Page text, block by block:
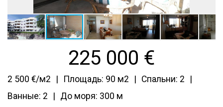
225 000 €
2 500 €/м2 Площадь: 90 м2
Спальни: 2
Ванные: 2
До моря: 300 м